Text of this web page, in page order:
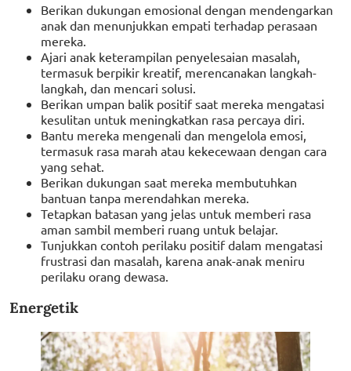
Berikan dukungan emosional dengan mendengarkan
anak dan menunjukkan empati terhadap perasaan
mereka.
Ajari anak keterampilan penyelesaian masalah,
termasuk berpikir kreatif, merencanakan langkah-
langkah, dan mencari solusi.
Berikan umpan balik positif saat mereka mengatasi
kesulitan untuk meningkatkan rasa percaya diri.
Bantu mereka mengenali dan mengelola emosi,
termasuk rasa marah atau kekecewaan dengan cara
yang sehat.
Berikan dukungan saat mereka membutuhkan
bantuan tanpa merendahkan mereka.
Tetapkan batasan yang jelas untuk memberi rasa
aman sambil memberi ruang untuk belajar.
Tunjukkan contoh perilaku positif dalam mengatasi
frustrasi dan masalah, karena anak-anak meniru
perilaku orang dewasa.
Energetik